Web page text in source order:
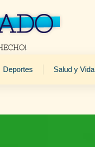
Deportes Salud y Vida